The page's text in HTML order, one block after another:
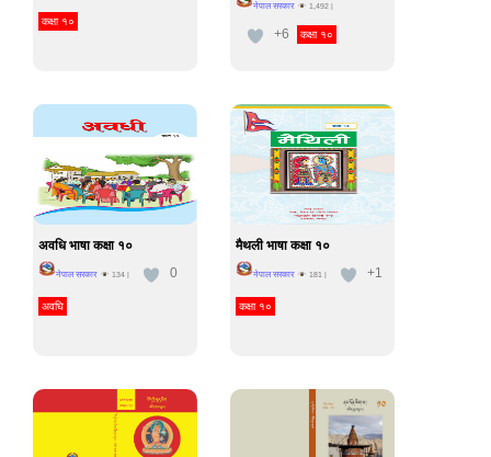
कक्षा १०
नेपाल सरकार 1,492|
+6 कक्षा १०
अवधि भाषा कक्षा १०
नेपाल सरकार 134| 0
अवघि
मैथली भाषा कक्षा १०
नेपाल सरकार 181 | +1
कक्षा १०